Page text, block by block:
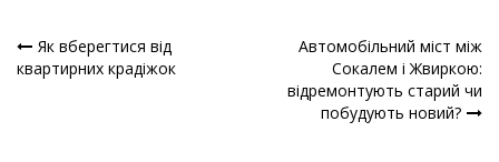
Навігація
Як вберегтися від
квартирних крадіжок
Автомобільний міст між
Сокалем і Жвиркою:
відремонтують старий чи
побудують новий?